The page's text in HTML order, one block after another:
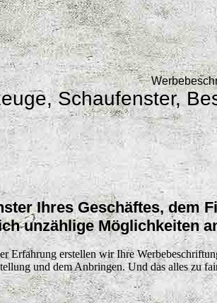
Schaufenster,
Ihres Geschäftes, dem
unzählige Möglichkeiten
Erfahrung erstellen wir Ihre
und dem Anbringen. Und das alles zu